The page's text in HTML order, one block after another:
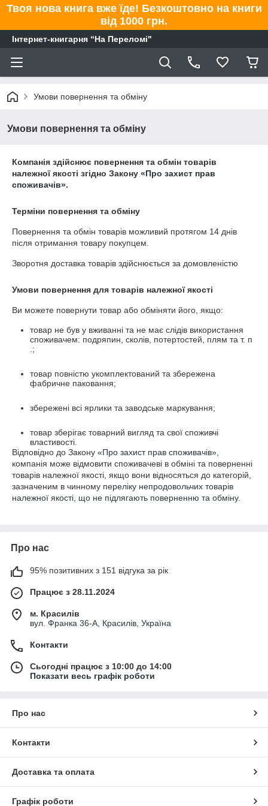
Твоя нова книга вже їде! Безкоштовно на книги
від 1000 грн.
Інтернет-книгарня “На Переломі"
Умови повернення та обміну
Умови повернення та обміну
Компанія здійснює повернення та обмін товарів
належної якості згідно Закону «Про захист прав
споживачів».
Терміни повернення та обміну
Повернення та обмін товарів можливий протягом 14 днів
після отримання товару покупцем.
Зворотня доставка товарів здійснюється за домовленістю
Умови повернення для товарів належної якості
Ви можете повернути товар або обміняти його, якщо:
товар не був у вживанні та не має слідів використання
споживачем: подряпин, сколів, потертостей, плям та т. п
.;
товар повністю укомплектований та збережена
фабричне паковання;
збережені всі ярлики та заводське маркування;
товар зберігає товарний вигляд та свої споживчі
властивості.
Відповідно до Закону «Про захист прав споживачів»
компанія може відмовити споживачеві в обміні та поверненні
товарів належної якості, якщо вони відносяться до категорій,
зазначеним в чинному переліку непродовольчих товарів
належної якості, що не підлягають поверненню та обміну.
Про нас
95% позитивних з 151 відгука за рік
Працює з 28.11.2024
м. Красилів
вул. Франка 36-А, Красилів, Україна
Контакти
Сьогодні працює з 10:00 до 14:00
Показати весь графік роботи
Про нас
Контакти
Доставка та оплата
Графік роботи